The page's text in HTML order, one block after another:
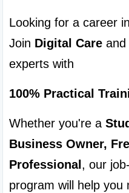
Looking for a career in
Join Digital Care and
experts with
100% Practical
Whether you're a
Business Owner,
Professional , our
program will help